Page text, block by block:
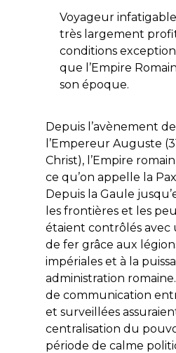
Voyageur
très largement
conditions
que l’Empire
son époque.
Depuis l’avènement de
l’Empereur Auguste
Christ), l’Empire
ce qu’on appelle la
Depuis la Gaule
les frontières et les
étaient contrôlés avec
de fer grâce aux
impériales et à la
administration
de communication
et surveillées
centralisation du
période de calme